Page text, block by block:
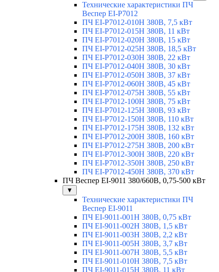
Технические характеристики ПЧ
Веспер EI-P7012
ПЧ EI-Р7012-010H 380В, 7,5 кВт
ПЧ EI-Р7012-015H 380В, 11 кВт
ПЧ EI-Р7012-020H 380В, 15 кВт
ПЧ EI-Р7012-025H 380В, 18,5 кВт
ПЧ EI-Р7012-030H 380В, 22 кВт
ПЧ EI-Р7012-040H 380В, 30 кВт
ПЧ EI-Р7012-050H 380В, 37 кВт
ПЧ EI-Р7012-060H 380В, 45 кВт
ПЧ EI-Р7012-075H 380В, 55 кВт
ПЧ EI-Р7012-100H 380В, 75 кВт
ПЧ EI-Р7012-125H 380В, 93 кВт
ПЧ EI-Р7012-150H 380В, 110 кВт
ПЧ EI-Р7012-175H 380В, 132 кВт
ПЧ EI-Р7012-200H 380В, 160 кВт
ПЧ EI-Р7012-275H 380В, 200 кВт
ПЧ EI-Р7012-300H 380В, 220 кВт
ПЧ EI-Р7012-350H 380В, 250 кВт
ПЧ EI-Р7012-450H 380В, 370 кВт
ПЧ Веспер EI-9011 380/660В, 0,75-500 кВт
▼
Технические характеристики ПЧ
Веспер EI-9011
ПЧ EI-9011-001H 380В, 0,75 кВт
ПЧ EI-9011-002H 380В, 1,5 кВт
ПЧ EI-9011-003H 380В, 2,2 кВт
ПЧ EI-9011-005H 380В, 3,7 кВт
ПЧ EI-9011-007H 380В, 5,5 кВт
ПЧ EI-9011-010H 380В, 7,5 кВт
ПЧ EI-9011-015H 380В, 11 кВт